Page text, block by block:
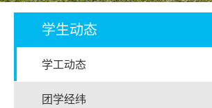
学生动态
学工动态
团学经纬